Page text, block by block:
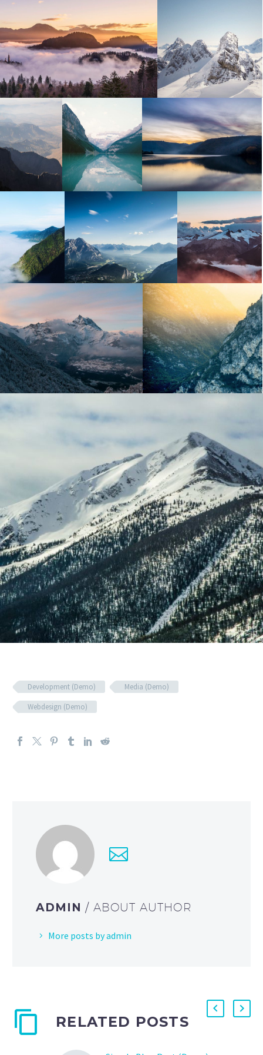
Development (Demo)
Media (Demo)
Webdesign (Demo)
ADMIN / ABOUT AUTHOR
More posts by admin
RELATED POSTS